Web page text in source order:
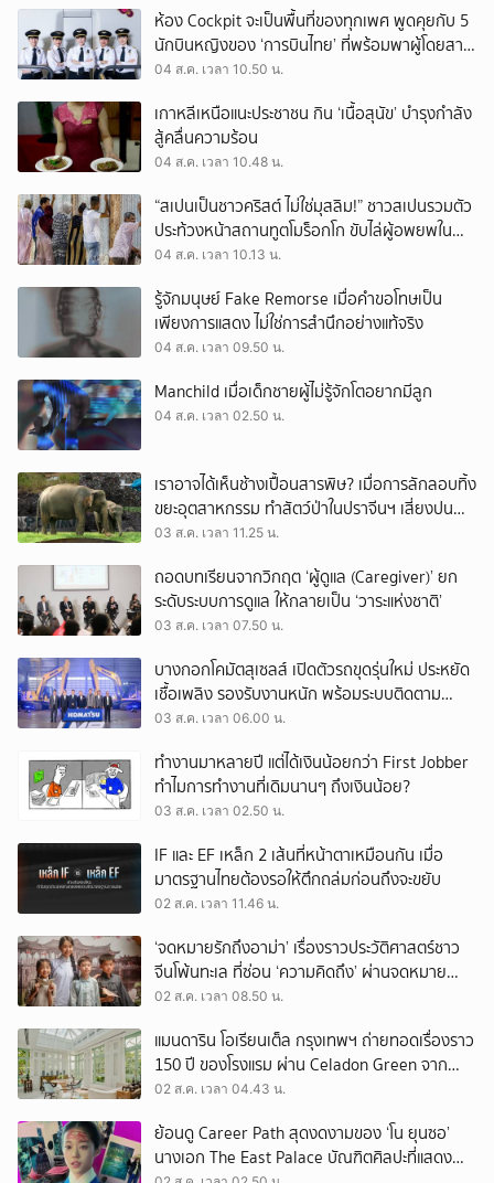
ห้อง Cockpit จะเป็นพื้นที่ของทุกเพศ พูดคุยกับ 5
นักบินหญิงของ ‘การบินไทย’ ที่พร้อมพาผู้โดยสาร
บินไปทั่วโลก
04 ส.ค. เวลา 10.50 น.
เกาหลีเหนือแนะประชาชน กิน ‘เนื้อสุนัข’ บำรุงกำลัง
สู้คลื่นความร้อน
04 ส.ค. เวลา 10.48 น.
“สเปนเป็นชาวคริสต์ ไม่ใช่มุสลิม!” ชาวสเปนรวมตัว
ประท้วงหน้าสถานทูตโมร็อกโก ขับไล่ผู้อพยพใน
เมืองเซวตาออกนอกประเทศ
04 ส.ค. เวลา 10.13 น.
รู้จักมนุษย์ Fake Remorse เมื่อคำขอโทษเป็น
เพียงการแสดง ไม่ใช่การสำนึกอย่างแท้จริง
04 ส.ค. เวลา 09.50 น.
Manchild เมื่อเด็กชายผู้ไม่รู้จักโตอยากมีลูก
04 ส.ค. เวลา 02.50 น.
เราอาจได้เห็นช้างเปื้อนสารพิษ? เมื่อการลักลอบทิ้ง
ขยะอุตสาหกรรม ทำสัตว์ป่าในปราจีนฯ เสี่ยงปน
เปื้อน
03 ส.ค. เวลา 11.25 น.
ถอดบทเรียนจากวิกฤต ‘ผู้ดูแล (Caregiver)’ ยก
ระดับระบบการดูแล ให้กลายเป็น ‘วาระแห่งชาติ’
03 ส.ค. เวลา 07.50 น.
บางกอกโคมัตสุเซลส์ เปิดตัวรถขุดรุ่นใหม่ ประหยัด
เชื้อเพลิง รองรับงานหนัก พร้อมระบบติดตาม
เครื่องจักรผ่านดาวเทียม
03 ส.ค. เวลา 06.00 น.
ทำงานมาหลายปี แต่ได้เงินน้อยกว่า First Jobber
ทำไมการทำงานที่เดิมนานๆ ถึงเงินน้อย?
03 ส.ค. เวลา 02.50 น.
IF และ EF เหล็ก 2 เส้นที่หน้าตาเหมือนกัน เมื่อ
มาตรฐานไทยต้องรอให้ตึกถล่มก่อนถึงจะขยับ
02 ส.ค. เวลา 11.46 น.
‘จดหมายรักถึงอาม่า’ เรื่องราวประวัติศาสตร์ชาว
จีนโพ้นทะเล ที่ซ่อน ‘ความคิดถึง’ ผ่านจดหมาย
‘โพยก๊วน’
02 ส.ค. เวลา 08.50 น.
แมนดาริน โอเรียนเต็ล กรุงเทพฯ ถ่ายทอดเรื่องราว
150 ปี ของโรงแรม ผ่าน Celadon Green จาก
เครื่องศิลาดล
02 ส.ค. เวลา 04.43 น.
ย้อนดู Career Path สุดงดงามของ ‘โน ยุนซอ’
นางเอก The East Palace บัณฑิตศิลปะที่แสดง